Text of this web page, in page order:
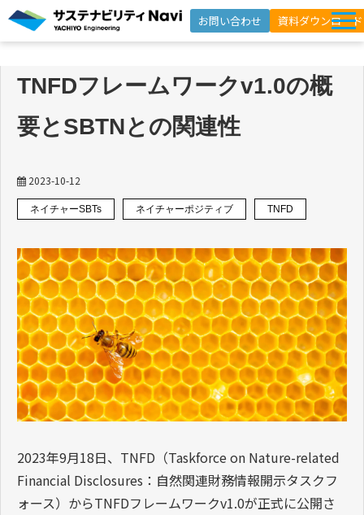
お問い合わせ 資料ダウンロード
選ばれる理由
支援事例
よくあるご質問
ニュースレター登録
TNFDフレームワークv1.0の概
要とSBTNとの関連性
2023-10-12
ネイチャーSBTs ネイチャーポジティブ TNFD
2023年9月18日、TNFD（Taskforce on Nature-related
Financial Disclosures：自然関連財務情報開示タスクフ
ォース）からTNFDフレームワークv1.0が正式に公開さ